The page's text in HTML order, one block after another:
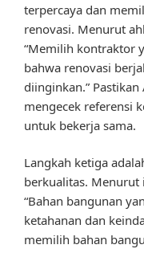
terpercaya dan
renovasi. Menurut
“Memilih kontraktor
bahwa renovasi
diinginkan.”
mengecek referensi
untuk bekerja sama.
Langkah ketiga
berkualitas. Menurut
“Bahan bangunan
ketahanan dan
memilih bahan